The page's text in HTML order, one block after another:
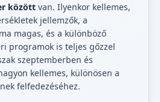
között van. Ilyenkor kellemes,
jellemzők, a
magas, és a különböző
programok is teljes gőzzel
szeptemberben és
kellemes, különösen a
felfedezéséhez.